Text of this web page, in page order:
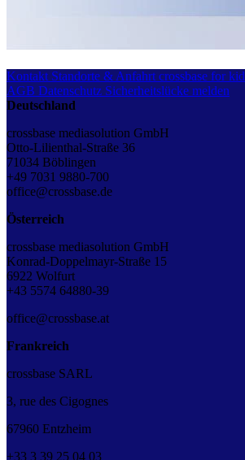
Kontakt Standorte & Anfahrt crossbase for
AGB Datenschutz Sicherheitslücke melden
Deutschland
crossbase mediasolution GmbH
Otto-Lilienthal-Straße 36
71034 Böblingen
+49 7031 9880-700
office@crossbase.de
Österreich
crossbase mediasolution GmbH
Konrad-Doppelmayr-Straße 15
6922 Wolfurt
+43 5574 64880-39
office@crossbase.at
Frankreich
crossbase SARL
3, rue des Cigognes
67960 Entzheim
+33 3 39 25 04 03